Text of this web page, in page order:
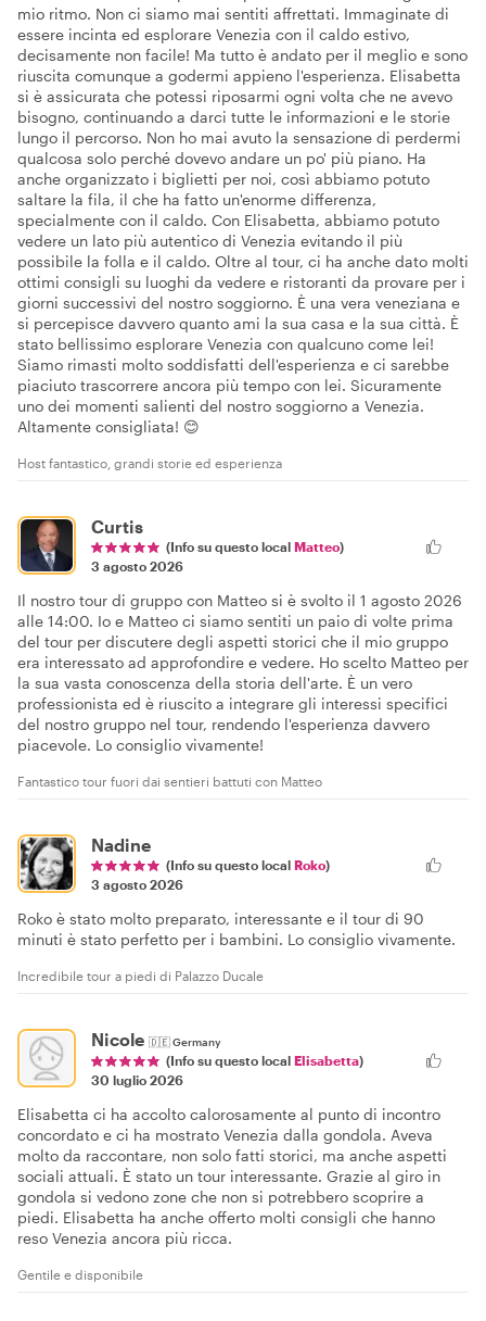
mio ritmo. Non ci siamo mai sentiti affrettati. Immaginate di
essere incinta ed esplorare Venezia con il caldo estivo,
decisamente non facile! Ma tutto è andato per il meglio e sono
riuscita comunque a godermi appieno l'esperienza. Elisabetta
si è assicurata che potessi riposarmi ogni volta che ne avevo
bisogno, continuando a darci tutte le informazioni e le storie
lungo il percorso. Non ho mai avuto la sensazione di perdermi
qualcosa solo perché dovevo andare un po' più piano. Ha
anche organizzato i biglietti per noi, così abbiamo potuto
saltare la fila, il che ha fatto un'enorme differenza,
specialmente con il caldo. Con Elisabetta, abbiamo potuto
vedere un lato più autentico di Venezia evitando il più
possibile la folla e il caldo. Oltre al tour, ci ha anche dato molti
ottimi consigli su luoghi da vedere e ristoranti da provare per i
giorni successivi del nostro soggiorno. È una vera veneziana e
si percepisce davvero quanto ami la sua casa e la sua città. È
stato bellissimo esplorare Venezia con qualcuno come lei!
Siamo rimasti molto soddisfatti dell'esperienza e ci sarebbe
piaciuto trascorrere ancora più tempo con lei. Sicuramente
uno dei momenti salienti del nostro soggiorno a Venezia.
Altamente consigliata! 😊
Host fantastico, grandi storie ed esperienza
Curtis
(Info su questo local Matteo)
3 agosto 2026
Il nostro tour di gruppo con Matteo si è svolto il 1 agosto 2026
alle 14:00. Io e Matteo ci siamo sentiti un paio di volte prima
del tour per discutere degli aspetti storici che il mio gruppo
era interessato ad approfondire e vedere. Ho scelto Matteo per
la sua vasta conoscenza della storia dell'arte. È un vero
professionista ed è riuscito a integrare gli interessi specifici
del nostro gruppo nel tour, rendendo l'esperienza davvero
piacevole. Lo consiglio vivamente!
Fantastico tour fuori dai sentieri battuti con Matteo
Nadine
(Info su questo local Roko)
3 agosto 2026
Roko è stato molto preparato, interessante e il tour di 90
minuti è stato perfetto per i bambini. Lo consiglio vivamente.
Incredibile tour a piedi di Palazzo Ducale
Nicole 🇩🇪Germany
(Info su questo local Elisabetta)
30 luglio 2026
Elisabetta ci ha accolto calorosamente al punto di incontro
concordato e ci ha mostrato Venezia dalla gondola. Aveva
molto da raccontare, non solo fatti storici, ma anche aspetti
sociali attuali. È stato un tour interessante. Grazie al giro in
gondola si vedono zone che non si potrebbero scoprire a
piedi. Elisabetta ha anche offerto molti consigli che hanno
reso Venezia ancora più ricca.
Gentile e disponibile